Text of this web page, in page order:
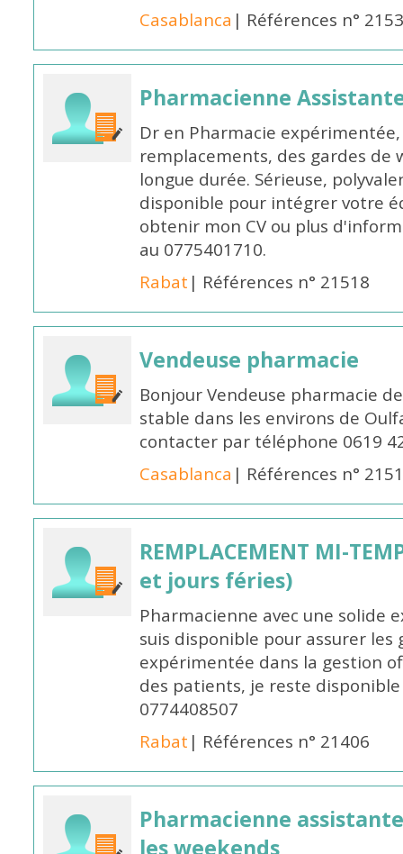
Casablanca | Références n°
Pharmacienne
Dr en Pharmacie
remplacements, des gardes de
longue durée. Sérieuse,
disponible pour intégrer votre
obtenir mon CV ou plus
au 0775401710.
Rabat | Références n° 21518
Vendeuse pharmacie
Bonjour Vendeuse pharmacie
stable dans les environs de
contacter par téléphone 0619
Casablanca | Références n°
REMPLACEMENT MI-
et jours féries)
Pharmacienne avec une solide
suis disponible pour assurer les
expérimentée dans la gestion
des patients, je reste
0774408507
Rabat | Références n° 21406
Pharmacienne
les weekends